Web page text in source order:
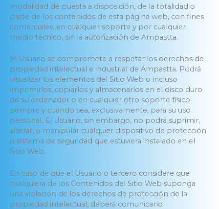
modalidad de puesta a disposición, de la totalidad o
parte de los contenidos de esta página web, con fines
comerciales, en cualquier soporte y por cualquier
medio técnico, sin la autorización de Ampastta.
El Usuario se compromete a respetar los derechos de
propiedad intelectual e industrial de Ampastta. Podrá
visualizar los elementos del Sitio Web o incluso
imprimirlos, copiarlos y almacenarlos en el disco duro
de su ordenador o en cualquier otro soporte físico
siempre y cuando sea, exclusivamente, para su uso
personal. El Usuario, sin embargo, no podrá suprimir,
alterar, o manipular cualquier dispositivo de protección
o sistema de seguridad que estuviera instalado en el
Sitio Web.
En caso de que el Usuario o tercero considere que
cualquiera de los Contenidos del Sitio Web suponga
una violación de los derechos de protección de la
propiedad intelectual, deberá comunicarlo